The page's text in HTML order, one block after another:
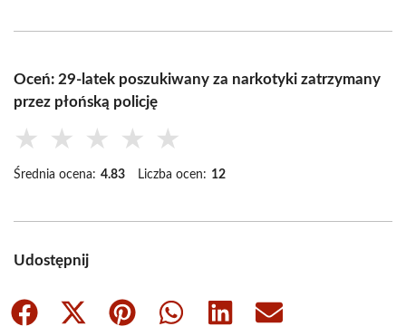
Oceń: 29-latek poszukiwany za narkotyki zatrzymany
przez płońską policję
★ ★ ★ ★ ★
Średnia ocena: 4.83 Liczba ocen: 12
Udostępnij
Share
Share
Share
Share
Share
Share